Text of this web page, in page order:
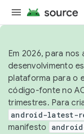
Em 2026, para
desenvolvimento
plataforma para o
código-fonte no
trimestres. Para
android-latest-
manifesto